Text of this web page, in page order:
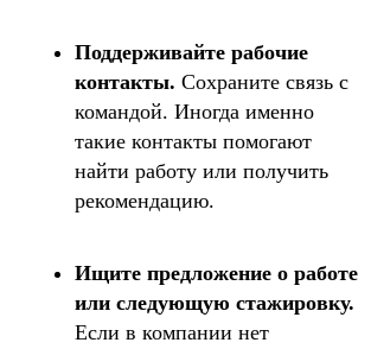
Поддерживайте рабочие
контакты. Сохраните связь с
командой. Иногда именно
такие контакты помогают
найти работу или получить
рекомендацию.
Ищите предложение о работе
или следующую стажировку.
Если в компании нет